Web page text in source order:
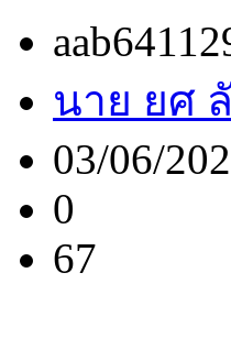
นาย ยศ
03/06/
0
67